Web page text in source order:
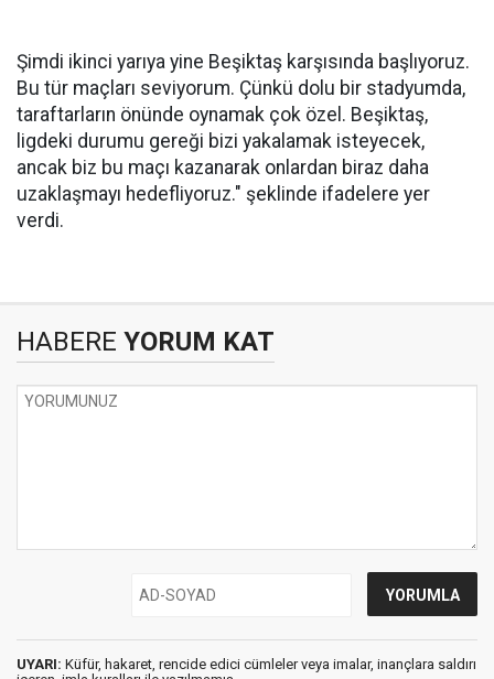
Şimdi ikinci yarıya yine Beşiktaş karşısında başlıyoruz.
Bu tür maçları seviyorum. Çünkü dolu bir stadyumda,
taraftarların önünde oynamak çok özel. Beşiktaş,
ligdeki durumu gereği bizi yakalamak isteyecek,
ancak biz bu maçı kazanarak onlardan biraz daha
uzaklaşmayı hedefliyoruz." şeklinde ifadelere yer
verdi.
HABERE YORUM KAT
UYARI: Küfür, hakaret, rencide edici cümleler veya imalar, inançlara saldırı